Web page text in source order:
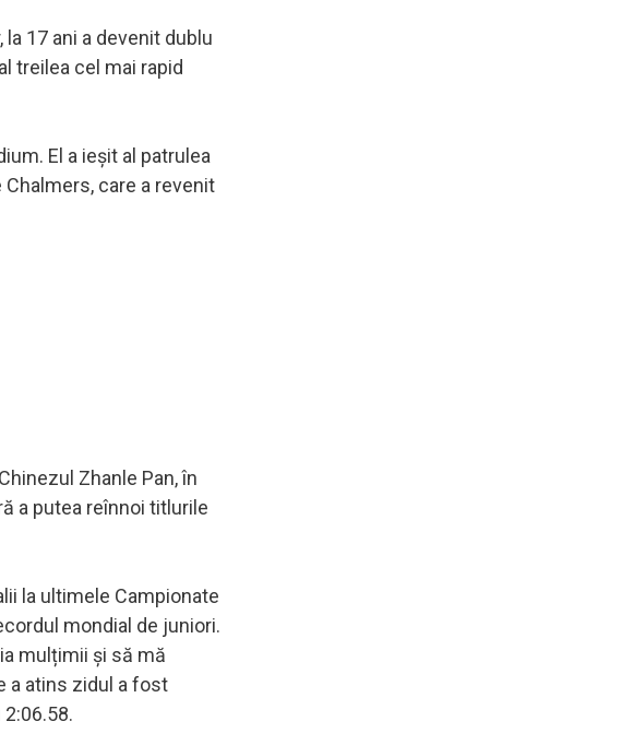
17 ani a devenit dublu
treilea cel mai rapid
El a ieșit al patrulea
care a revenit
Zhanle Pan, în
a putea reînnoi titlurile
la ultimele Campionate
mondial de juniori.
mulțimii și să mă
a atins zidul a fost